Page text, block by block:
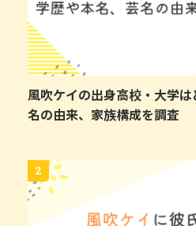
風吹ケイの出身高校・大学
名の由来、家族構成を調査
2